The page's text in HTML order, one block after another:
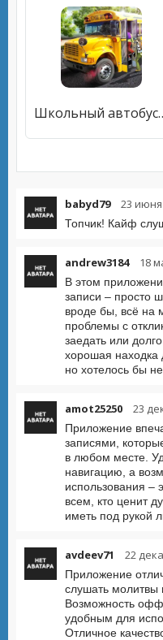
babyd79 23 июня
Топчик! Кайф
andrew3184 18
В этом
записи – просто
вроде бы, всё на
проблемы с
заедать или
хорошая находка
но хотелось бы
amot25250 23
Приложение
записями,
в любом месте.
навигацию, а
использования –
всем, кто ценит
иметь под рукой
avdeev71 22
Приложение
слушать молитвы
Возможность
удобным для
Отличное